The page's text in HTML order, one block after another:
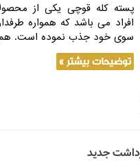
پسته کله قوچی یکی از
افراد می باشد که همواره
سوی خود جذب نموده است.
توضیحات بیشتر »
جدید